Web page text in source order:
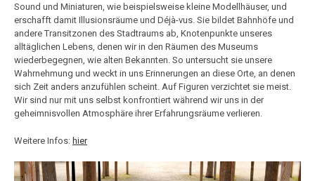
Sound und Miniaturen, wie beispielsweise kleine Modellhäuser, und
erschafft damit Illusionsräume und Déjà-vus. Sie bildet Bahnhöfe und
andere Transitzonen des Stadtraums ab, Knotenpunkte unseres
alltäglichen Lebens, denen wir in den Räumen des Museums
wiederbegegnen, wie alten Bekannten. So untersucht sie unsere
Wahrnehmung und weckt in uns Erinnerungen an diese Orte, an denen
sich Zeit anders anzufühlen scheint. Auf Figuren verzichtet sie meist.
Wir sind nur mit uns selbst konfrontiert während wir uns in der
geheimnisvollen Atmosphäre ihrer Erfahrungsräume verlieren.
Weitere Infos: hier